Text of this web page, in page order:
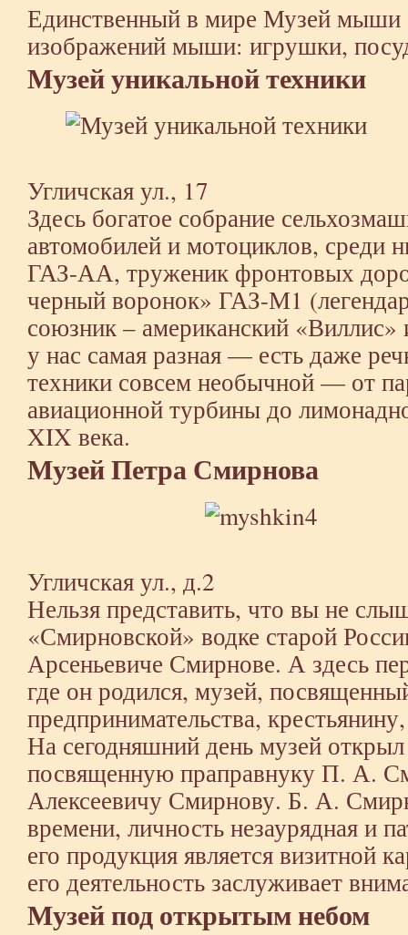
Единственный в мире Музей мыши
изображений мыши: игрушки,
Музей уникальной техники
Угличская ул., 17
Здесь богатое собрание
автомобилей и мотоциклов, среди
ГАЗ-АА, труженик фронтовых
черный воронок» ГАЗ-М1
союзник – американский «Виллис»
у нас самая разная — есть даже
техники совсем необычной — от
авиационной турбины до
XIX века.
Музей Петра Смирнова
Угличская ул., д.2
Нельзя представить, что вы не
«Смирновской» водке старой
Арсеньевиче Смирнове. А здесь
где он родился, музей,
предпринимательства,
На сегодняшний день музей
посвященную праправнуку П. А.
Алексеевичу Смирнову. Б. А.
времени, личность незаурядная и
его продукция является визитной
его деятельность заслуживает
Музей под открытым небом